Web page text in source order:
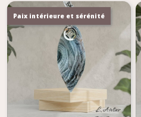
Paix intérieure et sérénité